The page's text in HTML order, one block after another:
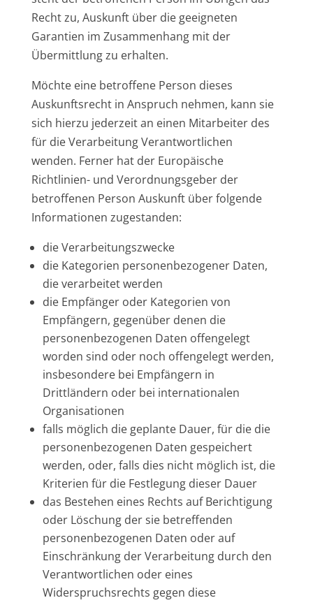
Recht zu, Auskunft über die geeigneten
Garantien im Zusammenhang mit der
Übermittlung zu erhalten.
Möchte eine betroffene Person dieses
Auskunftsrecht in Anspruch nehmen, kann sie
sich hierzu jederzeit an einen Mitarbeiter des
für die Verarbeitung Verantwortlichen
wenden. Ferner hat der Europäische
Richtlinien- und Verordnungsgeber der
betroffenen Person Auskunft über folgende
Informationen zugestanden:
die Verarbeitungszwecke
die Kategorien personenbezogener Daten,
die verarbeitet werden
die Empfänger oder Kategorien von
Empfängern, gegenüber denen die
personenbezogenen Daten offengelegt
worden sind oder noch offengelegt werden,
insbesondere bei Empfängern in
Drittländern oder bei internationalen
Organisationen
falls möglich die geplante Dauer, für die die
personenbezogenen Daten gespeichert
werden, oder, falls dies nicht möglich ist, die
Kriterien für die Festlegung dieser Dauer
das Bestehen eines Rechts auf Berichtigung
oder Löschung der sie betreffenden
personenbezogenen Daten oder auf
Einschränkung der Verarbeitung durch den
Verantwortlichen oder eines
Widerspruchsrechts gegen diese